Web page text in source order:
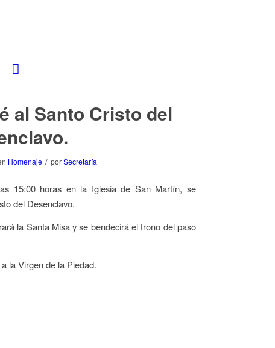
al Santo Cristo del
Homenaje / porSecretaría
15:00 horas en la Iglesia de San Martín, se
del Desenclavo.
la Santa Misa y se bendecirá el trono del paso
la Virgen de la Piedad.